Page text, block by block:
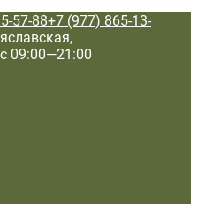
57-88+7 (977) 865-13-
09:00—21:00